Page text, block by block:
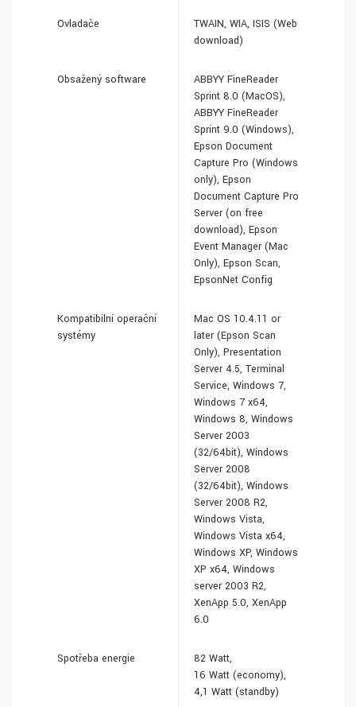
Ovladače
TWAIN, WIA, ISIS (Web
download)
Obsažený software
ABBYY FineReader
Sprint 8.0 (MacOS),
ABBYY FineReader
Sprint 9.0 (Windows),
Epson Document
Capture Pro (Windows
only), Epson
Document Capture Pro
Server (on free
download), Epson
Event Manager (Mac
Only), Epson Scan,
EpsonNet Config
Kompatibilní operační
systémy
Mac OS 10.4.11 or
later (Epson Scan
Only), Presentation
Server 4.5, Terminal
Service, Windows 7,
Windows 7 x64,
Windows 8, Windows
Server 2003
(32/64bit), Windows
Server 2008
(32/64bit), Windows
Server 2008 R2,
Windows Vista,
Windows Vista x64,
Windows XP, Windows
XP x64, Windows
server 2003 R2,
XenApp 5.0, XenApp
6.0
Spotřeba energie
82 Watt,
16 Watt (economy),
4,1 Watt (standby)